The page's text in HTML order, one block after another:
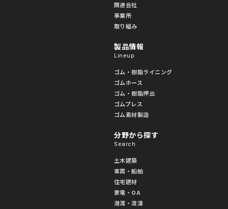
関連会社
事業所
取り組み
製品情報
Lineup
ゴム・樹脂ライニング
ゴムホース
ゴム・樹脂押出
ゴムプレス
ゴム素材製造
分野から探す
Search
土木建築
車両・船舶
住宅建材
家電・OA
港湾・浚渫